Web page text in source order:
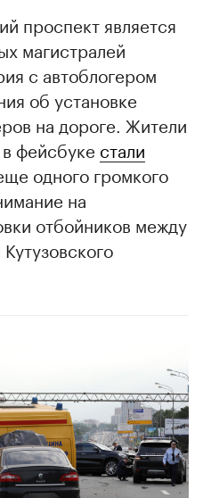
проспект является
магистралей
с автоблогером
об установке
на дороге. Жители
фейсбуке стали
одного громкого
на
отбойников между